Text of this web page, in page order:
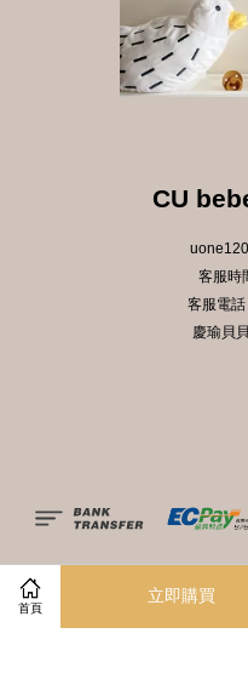
首頁
立即購買
CU
客服時
客服電
慶瑜貝